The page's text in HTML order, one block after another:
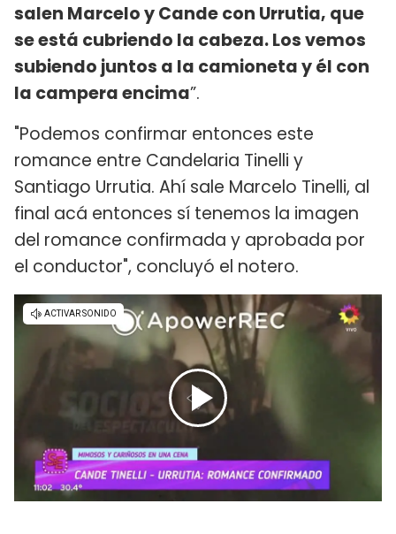
salen Marcelo y Cande con Urrutia, que
se está cubriendo la cabeza. Los vemos
subiendo juntos a la camioneta y él con
la campera encima”.
"Podemos confirmar entonces este
romance entre Candelaria Tinelli y
Santiago Urrutia. Ahí sale Marcelo Tinelli, al
final acá entonces sí tenemos la imagen
del romance confirmada y aprobada por
el conductor", concluyó el notero.